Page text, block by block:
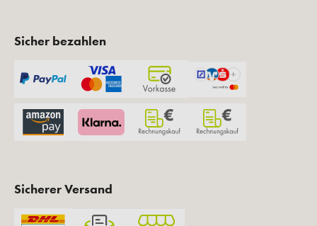
Sicher bezahlen
Sicherer Versand